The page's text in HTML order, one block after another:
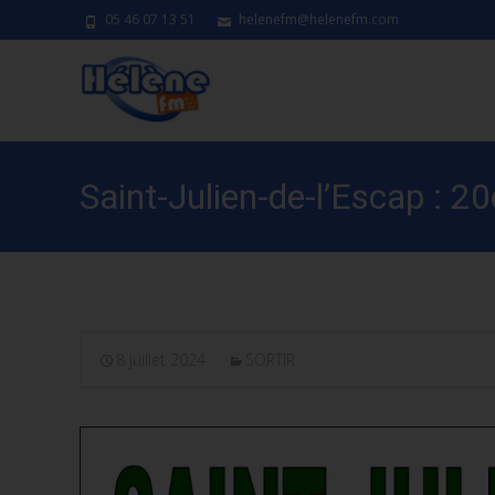
05 46 07 13 51 helenefm@helenefm.com
Saint-Julien-de-l’Escap :